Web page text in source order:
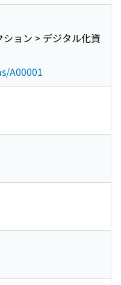
ョン > デジタル化資
A00001